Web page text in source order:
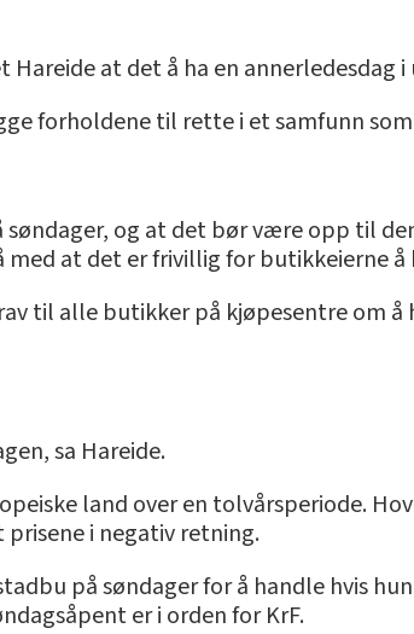
at det å ha en annerledesdag
forholdene til rette i et samfunn
og at det bør være opp til
at det er frivillig for butikkeierne
til alle butikker på kjøpesentre om
sa Hareide.
land over en tolvårsperiode.
i negativ retning.
på søndager for å handle hvis
er i orden for KrF.